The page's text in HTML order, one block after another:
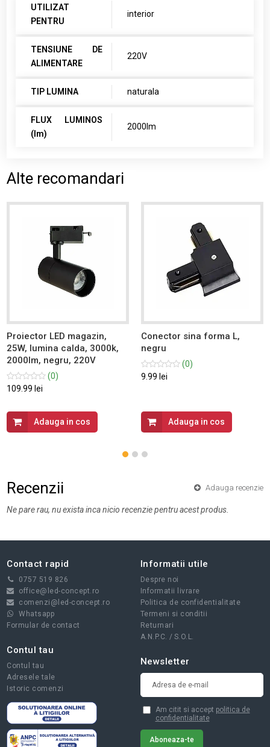
UTILIZAT
PENTRU
interior
TENSIUNE DE
ALIMENTARE
220V
TIP LUMINA naturala
FLUX LUMINOS
(lm)
2000lm
Alte recomandari
Proiector LED magazin,
25W, lumina calda, 3000k,
2000lm, negru, 220V
(0)
109.99 lei
Adauga in cos
Conector sina forma L,
negru
(0)
9.99 lei
Adauga in cos
Recenzii Adauga recenzie
Ne pare rau, nu exista inca nicio recenzie pentru acest produs.
Contact rapid
0757 519 826
office@led-concept.ro
comenzi@led-concept.ro
Whatsapp
Formular de contact
Informatii utile
Despre noi
Informatii livrare
Politica de confidentialitate
Termeni si conditii
Returnari
A.N.P.C. / S.O.L.
Contul tau
Contul tau
Adresele tale
Istoric comenzi
Newsletter
Am citit si accept politica de
confidentialitate